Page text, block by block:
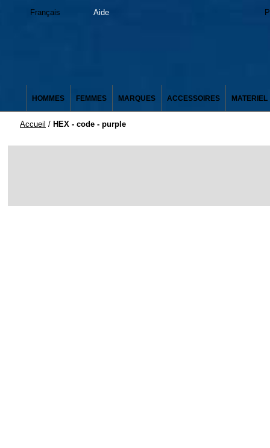
Français Aide
HOMMES FEMMES MARQUES ACCESSOIRES MATERIEL
Accueil / HEX - code - purple